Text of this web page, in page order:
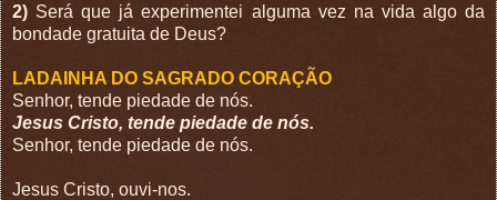
2) Será que já experimentei alguma vez na vida algo da
bondade gratuita de Deus?
LADAINHA DO SAGRADO CORAÇÃO
Senhor, tende piedade de nós.
Jesus Cristo, tende piedade de nós.
Senhor, tende piedade de nós.
Jesus Cristo, ouvi-nos.